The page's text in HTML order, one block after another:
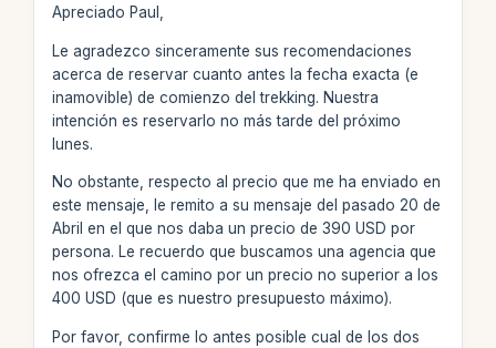
Apreciado Paul,
Le agradezco sinceramente sus recomendaciones
acerca de reservar cuanto antes la fecha exacta (e
inamovible) de comienzo del trekking. Nuestra
intención es reservarlo no más tarde del próximo
lunes.
No obstante, respecto al precio que me ha enviado en
este mensaje, le remito a su mensaje del pasado 20 de
Abril en el que nos daba un precio de 390 USD por
persona. Le recuerdo que buscamos una agencia que
nos ofrezca el camino por un precio no superior a los
400 USD (que es nuestro presupuesto máximo).
Por favor, confirme lo antes posible cual de los dos